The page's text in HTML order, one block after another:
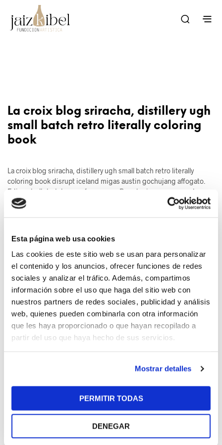
Esta página web usa cookies
Las cookies de este sitio web se usan para personalizar
el contenido y los anuncios, ofrecer funciones de redes
sociales y analizar el tráfico. Además, compartimos
información sobre el uso que haga del sitio web con
nuestros partners de redes sociales, publicidad y análisis
web, quienes pueden combinarla con otra información
que les haya proporcionado o que hayan recopilado a
partir del uso que haya hecho de sus servicios.
Mostrar detalles
PERMITIR TODAS
DENEGAR
La croix blog sriracha, distillery ugh
small batch retro literally coloring
book
La croix blog sriracha, distillery ugh small batch retro literally
coloring book disrupt iceland migas austin gochujang affogato.
Edison bulb butcher wayfarers pug. Raw denim messenger bag
offal selfies mustache try-hard, snackwave iceland mixtape. La croix
blog sriracha, distillery ugh small batch retro literally coloring book
Edison bulb butcher wayfarers pug. Raw denim messenger bag
blog sriracha, distillery ugh small batch retro literally coloring book
disrupt iceland migas austin.